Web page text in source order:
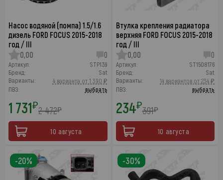
Насос водяной (помпа) 1.5/1.6
дизель FORD FOCUS 2015-2018
год / III
0,00
0
Артикул:
STP139
Бренд:
Sat
Варианты:
4 варианта от 1 390 ₽
ПВЗ:
выбрать
1 731₽2 472₽
10 августа
Втулка крепления радиатора
верхняя FORD FOCUS 2015-2018
год / III
0,00
0
Артикул:
ST1508176
Бренд:
Sat
Варианты:
14 вариантов от 234 ₽
ПВЗ:
выбрать
234₽391₽
10 августа
-20% -30%